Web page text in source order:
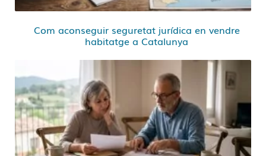
Com aconseguir seguretat jurídica en vendre
habitatge a Catalunya